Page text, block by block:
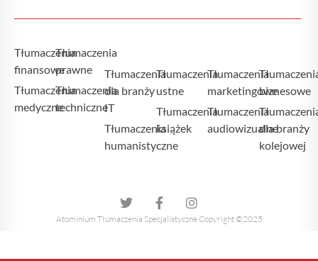
Tłumaczenia
finansowe
Tłumaczenia
medyczne
Tłumaczenia
prawne
Tłumaczenia
techniczne
Tłumaczenia
dla branży
IT
Tłumaczenia
humanistyczne
Tłumaczenia
ustne
Tłumaczenia
książek
Tłumaczenia
marketingowe
Tłumaczenia
audiowizualne
biznesowe
dla branży
kolejowej
Atominium Tłumaczenia Specjalistyczne Copyright ©2025